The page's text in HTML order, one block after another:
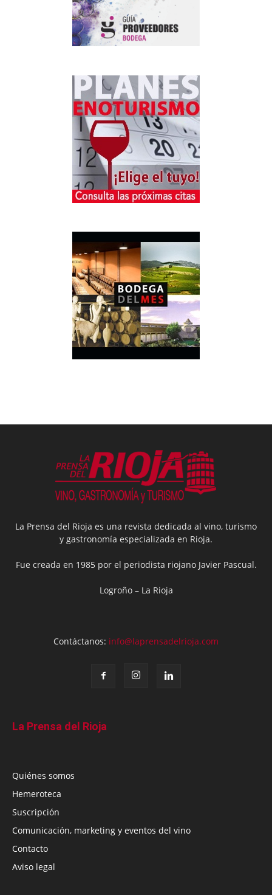
La Prensa del Rioja es una revista dedicada al vino, turismo
y gastronomía especializada en Rioja.
Fue creada en 1985 por el periodista riojano Javier Pascual.
Logroño – La Rioja
Contáctanos: info@laprensadelrioja.com
La Prensa del Rioja
Quiénes somos
Hemeroteca
Suscripción
Comunicación, marketing y eventos del vino
Contacto
Aviso legal